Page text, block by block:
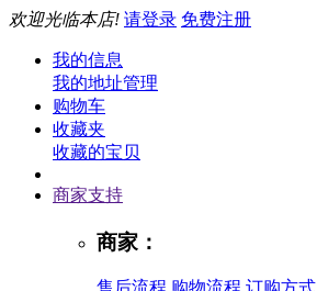
欢迎光临本店! 请登录 免费注册
我的信息
我的地址管理
购物车
收藏夹
收藏的宝贝
商家支持
商家：